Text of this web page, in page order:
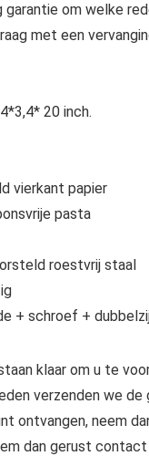
garantie om welke
met een
20 inch.
vierkant papier
pasta
roestvrij staal
+ schroef +
klaar om u te
verzenden we
ontvangen, neem
dan gerust